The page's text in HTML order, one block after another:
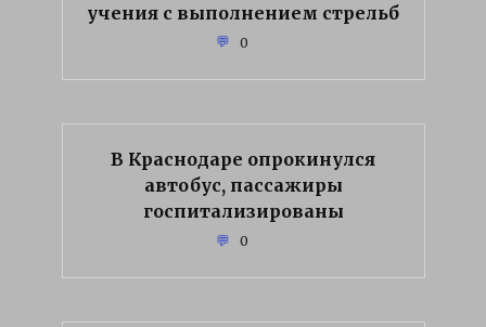
учения с выполнением стрельб
0
В Краснодаре опрокинулся
автобус, пассажиры
госпитализированы
0